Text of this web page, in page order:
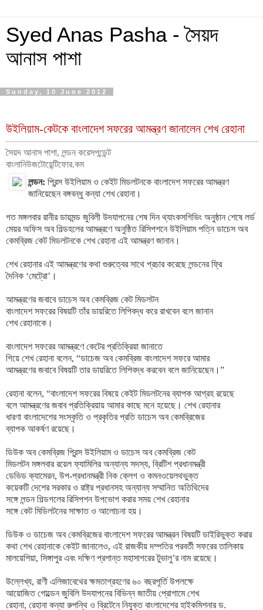
Syed Anas Pasha - সৈয়দ
আনাস পাশা
Sunday, 10 June 2012
উইলিয়াম-কেটকে বাংলাদেশ সফরের আমন্ত্রণ জানালেন শেখ রেহানা
সৈয়দ আনাস পাশা, লন্ডন করেসপন্ডেন্ট
বাংলানিউজটোয়েন্টিফোর.কম
লন্ডন: প্রিন্স উইলিয়াম ও কেইট মিডলটনকে বাংলাদেশ সফরের আমন্ত্রণ
জানিয়েছেন বঙ্গবন্ধু কন্যা শেখ রেহানা।
গত মঙ্গলবার রানীর ডায়মন্ড জুবিলী উদযাপনের শেষ দিন থ্যাংকসগিভিং অনুষ্ঠান শেষে লর্ড
মেয়র অফিস অব গিল্ডহলের আমন্ত্রণে অনুষ্ঠিত রিসিপশনে উইলিয়াম পত্নি ডাচেস অব
কেমব্রিজ কেট মিডলটনকে শেখ রেহানা এই আমন্ত্রণ জানান।
শেখ রেহানার এই আমন্ত্রণের কথা গুরুত্বের সাথে প্রচার করেছে লন্ডনের ফ্রি
দৈনিক ‘মেট্রো’।
আমন্ত্রণের জবাবে ডাচেস অব কেমব্রিজ কেট মিডলটন
বাংলাদেশ সফরের বিষয়টি তাঁর ডায়রিতে লিপিবদ্ধ করে রাখবেন বলে জানান
শেখ রেহানাকে।
বাংলাদেশ সফরের আমন্ত্রণে কেটের প্রতিক্রিয়া জানাতে
গিয়ে শেখ রেহানা বলেন, “ডাচেজ অব কেমব্রিজ বাংলাদেশ সফরে আমার
আমন্ত্রণের জবাবে বিষয়টি তার ডায়রিতে লিপিবদ্ধ করবেন বলে জানিয়েছেন।”
রেহানা বলেন, “বাংলাদেশ সফরের বিষয়ে কেইট মিডলটনের ব্যাপক আগ্রহ রয়েছে
বলে আমন্ত্রণের জবাব প্রতিক্রিয়ায় আমার কাছে মনে হয়েছে। শেখ রেহানার
ধারণা বাংলাদেশের সংস্কৃতি ও প্রকৃতির প্রতি ডাচেস অব কেমব্রিজের
ব্যাপক আকর্ষণ রয়েছে।
ডিউক অব কেমব্রিজ প্রিন্স উইলিয়াম ও ডাচেস অব কেমব্রিজ কেট
মিডলটন মঙ্গলবার রয়েল ফ্যামিলির অন্যান্য সদস্য, ব্রিটিশ প্রধানমন্ত্রী
ডেভিড ক্যামেরন, উপ-প্রধানমন্ত্রী নিক ক্লেগ ও কমনওয়েলথভুক্ত
কয়েকটি দেশের সরকার ও রাষ্ট্র প্রধানসহ অন্যান্য সম্মানিত অতিথিদের
সঙ্গে লন্ডন গিল্ডগলের রিসিপশন উপভোগ করার সময় শেখ রেহানার
সঙ্গে কেট মিডিলটনের সাক্ষাত ও আলোচনা হয়।
ডিউক ও ডাচেজ অব কেমব্রিজের বাংলাদেশ সফরের আমন্ত্রন বিষয়টি ডাইরিভুক্ত করার
কথা শেখ রেহানাকে কেইট জানালেও, এই রাজকীয় দম্পতির পরবর্তী সফরের তালিকায়
মালয়েশিয়া, সিঙ্গাপুর এবং দক্ষিণ প্রশান্ত মহাসাগরের টুভালু’র নাম রয়েছে।
উল্লেখ্য, রাণী এলিজাবেথের ক্ষমতাগ্রহণের ৬০ বছরপূর্তি উপলক্ষে
আয়োজিত গোল্ডেন জুবিলি উদযাপনের বিভিন্ন জাতীয় প্রোগামে শেখ
রেহানা, রেহানা কন্যা রুপন্থি ও ব্রিটেনে নিযুক্ত বাংলাদেশের হাইকমিশনার ড.